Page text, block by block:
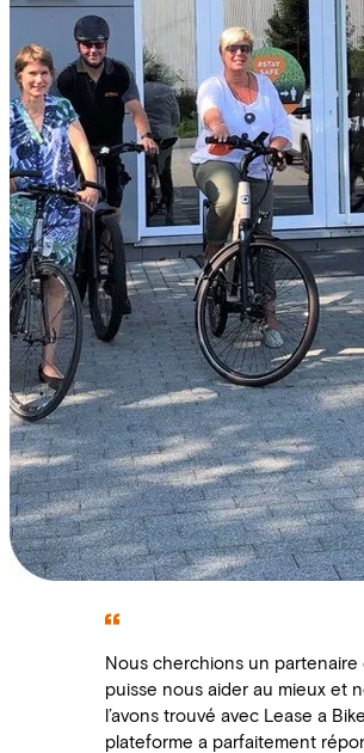
Nous cherchions un partenaire
puisse nous aider au mieux et
l’avons trouvé avec Lease a
plateforme a parfaitement